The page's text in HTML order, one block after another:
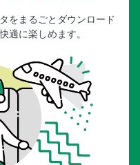
をまるごとダウンロード
適に楽しめます。